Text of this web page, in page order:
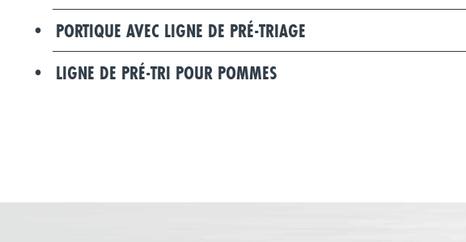
PORTIQUE AVEC LIGNE DE PRÉ-TRIAGE
LIGNE DE PRÉ-TRI POUR POMMES